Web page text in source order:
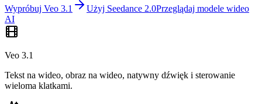
Wypróbuj Veo 3.1 Użyj Seedance 2.0Przeglądaj modele wideo
AI
Veo 3.1
Tekst na wideo, obraz na wideo, natywny dźwięk i sterowanie
wieloma klatkami.